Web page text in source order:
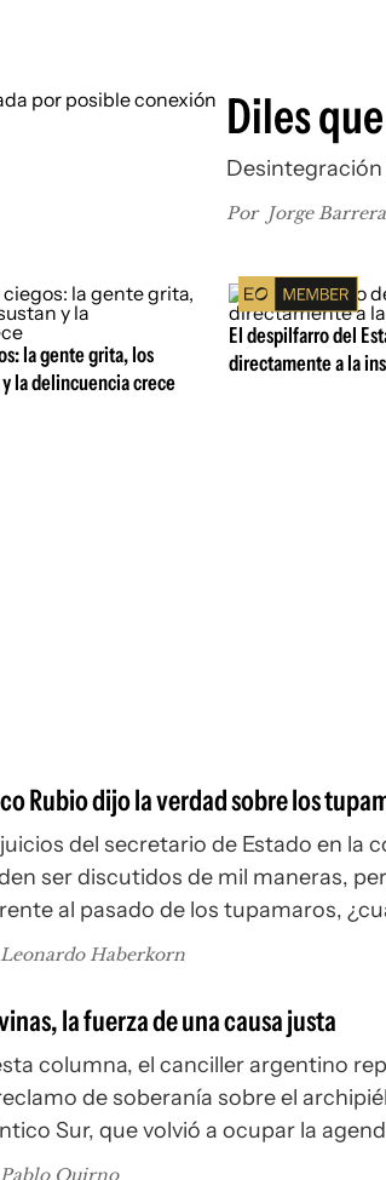
Diles
Por Jorge Barrera
la gente grita, los
la delincuencia crece
El despilfarro del
directamente a la
Rubio dijo la verdad sobre los
del secretario de Estado en la
ser discutidos de mil maneras,
al pasado de los tupamaros,
¿qué es lo que ofende?,
Leonardo Haberkorn
la fuerza de una causa justa
columna, el canciller argentino
de soberanía sobre el
Sur, que volvió a ocupar la
semanas
Pablo Quirno